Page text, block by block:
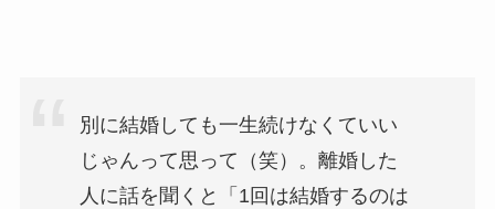
別に結婚しても一生続けなくていい
じゃんって思って（笑）。離婚した
人に話を聞くと「1回は結婚するのは